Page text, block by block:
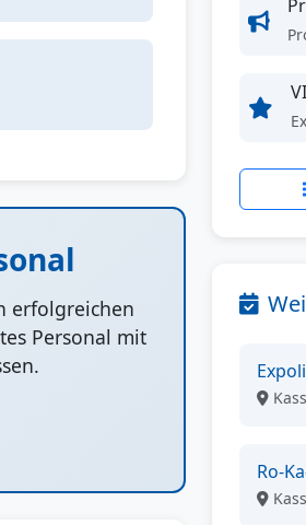
erfolgreichen
Personal mit
Ro-